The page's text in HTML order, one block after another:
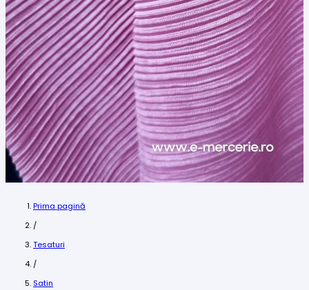
Prima pagină
/
Tesaturi
/
Satin